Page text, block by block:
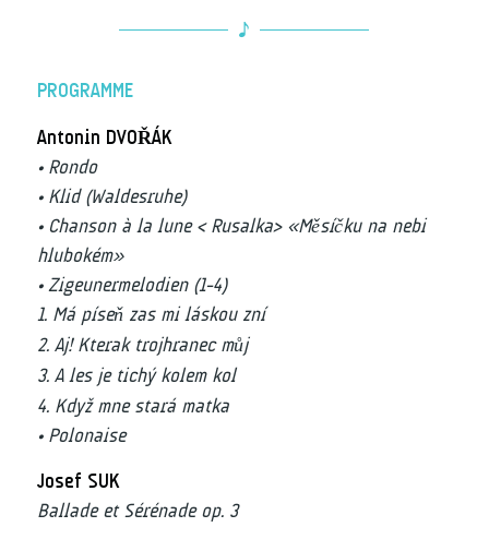
PROGRAMME
Antonin DVOŘÁK
• Rondo
• Klid (Waldesruhe)
• Chanson à la lune < Rusalka> « Měsíčku na nebi
hlubokém »
• Zigeunermelodien (1-4)
1. Má píseň zas mi láskou zní
2. Aj! Kterak trojhranec můj
3. A les je tichý kolem kol
4. Když mne stará matka
• Polonaise
Josef SUK
Ballade et Sérénade op. 3